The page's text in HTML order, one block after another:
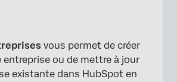
vous permet de créer
entreprise ou de mettre à jour
existante dans HubSpot en